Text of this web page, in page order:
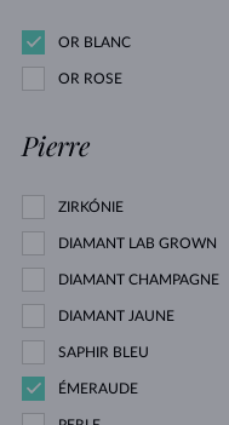
OR BLANC
OR ROSE
Pierre
ZIRKÓNIE
DIAMANT LAB GROWN
DIAMANT CHAMPAGNE
DIAMANT JAUNE
SAPHIR BLEU
ÉMERAUDE